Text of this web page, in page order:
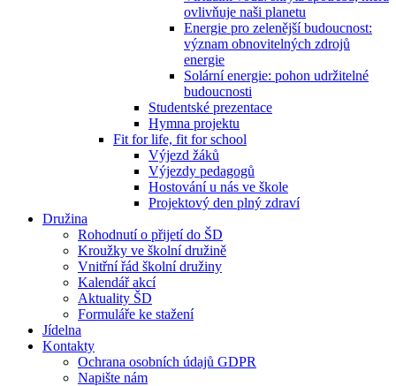
ovlivňuje naši planetu
Energie pro zelenější budoucnost:
význam obnovitelných zdrojů
energie
Solární energie: pohon udržitelné
budoucnosti
Studentské prezentace
Hymna projektu
Fit for life, fit for school
Výjezd žáků
Výjezdy pedagogů
Hostování u nás ve škole
Projektový den plný zdraví
Družina
Rohodnutí o přijetí do ŠD
Kroužky ve školní družině
Vnitřní řád školní družiny
Kalendář akcí
Aktuality ŠD
Formuláře ke stažení
Jídelna
Kontakty
Ochrana osobních údajů GDPR
Napište nám